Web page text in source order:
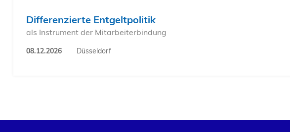
Differenzierte Entgeltpolitik
als Instrument der Mitarbeiterbindung
08.12.2026 Düsseldorf